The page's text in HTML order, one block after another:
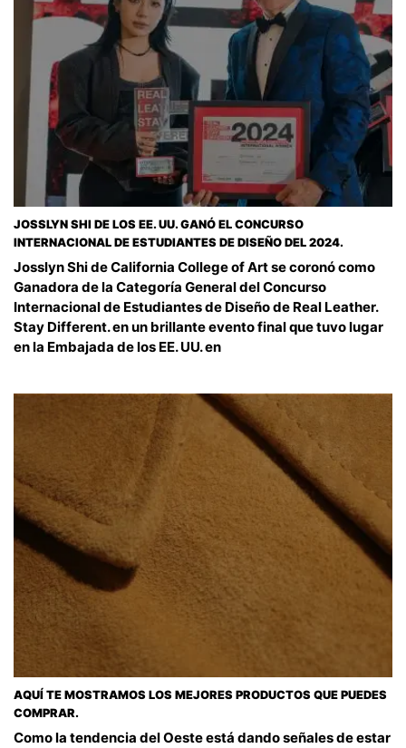
JOSSLYN SHI DE LOS EE. UU. GANÓ EL CONCURSO
INTERNACIONAL DE ESTUDIANTES DE DISEÑO DEL 2024.
Josslyn Shi de California College of Art se coronó como
Ganadora de la Categoría General del Concurso
Internacional de Estudiantes de Diseño de Real Leather.
Stay Different. en un brillante evento final que tuvo lugar
en la Embajada de los EE. UU. en
AQUÍ TE MOSTRAMOS LOS MEJORES PRODUCTOS QUE PUEDES
COMPRAR.
Como la tendencia del Oeste está dando señales de estar